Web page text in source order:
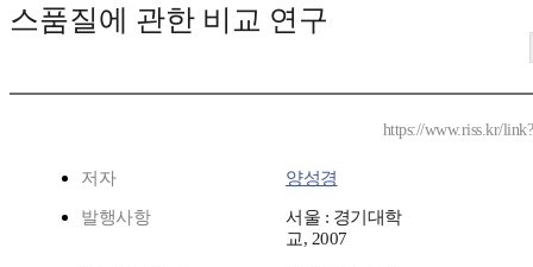
스품질에 관한 비교 연구
https://www.riss.kr/
저자 양성경
발행사항
서울 : 경기대학
교, 2007